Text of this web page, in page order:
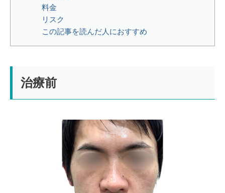
⁡料金⁡
リスク⁡
この記事を読んだ人におすすめ
治療前